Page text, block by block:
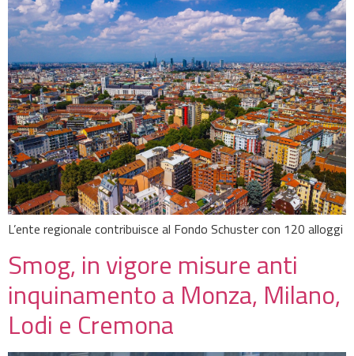
L’ente regionale contribuisce al Fondo Schuster con 120 alloggi
Smog, in vigore misure anti
inquinamento a Monza, Milano,
Lodi e Cremona